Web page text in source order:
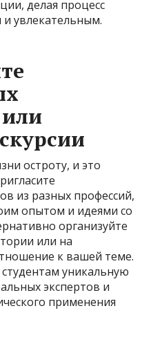
делая процесс
увлекательным.
остроту, и это
из разных профессий,
опытом и идеями со
организуйте
или на
к вашей теме.
уникальную
экспертов и
применения